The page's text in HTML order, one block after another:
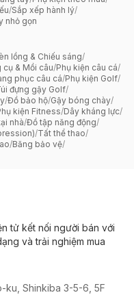
/Sắp xếp hành lý/
nhỏ gọn
lồng & Chiếu sáng/
cụ & Mồi câu/Phụ kiện câu cá/
phục câu cá/Phụ kiện Golf/
đựng gậy Golf/
/Đồ bảo hộ/Gậy bóng chày/
kiện Fitness/Dây kháng lực/
nhà/Đồ tập năng động/
/Tất thể thao/
/Băng bảo vệ/
tử kết nối người bán với
và trải nghiệm mua
ku, Shinkiba 3-5-6, 5F